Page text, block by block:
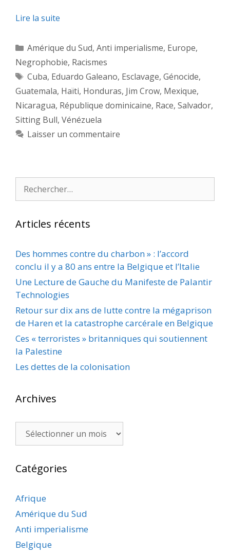
Lire la suite
Catégories
Amérique du Sud, Anti imperialisme, Europe,
Negrophobie, Racismes
Étiquettes
Cuba, Eduardo Galeano, Esclavage, Génocide,
Guatemala, Haïti, Honduras, Jim Crow, Mexique,
Nicaragua, République dominicaine, Race, Salvador,
Sitting Bull, Vénézuela
Laisser un commentaire
Rechercher :
Articles récents
Des hommes contre du charbon » : l’accord
conclu il y a 80 ans entre la Belgique et l’Italie
Une Lecture de Gauche du Manifeste de Palantir
Technologies
Retour sur dix ans de lutte contre la mégaprison
de Haren et la catastrophe carcérale en Belgique
Ces « terroristes » britanniques qui soutiennent
la Palestine
Les dettes de la colonisation
Archives
Archives
Catégories
Afrique
Amérique du Sud
Anti imperialisme
Belgique